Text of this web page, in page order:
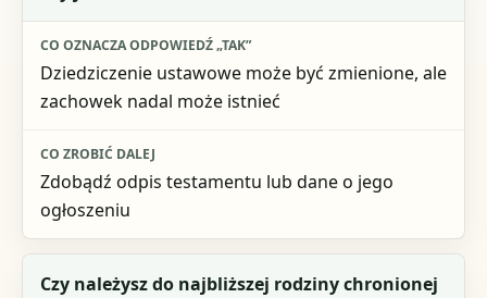
Co oznacza odpowiedź „tak”
Co zrobić dalej
Dziedziczenie ustawowe może być zmienione, ale
zachowek nadal może istnieć
Zdobądź odpis testamentu lub dane o jego
ogłoszeniu
Czy należysz do najbliższej rodziny chronionej